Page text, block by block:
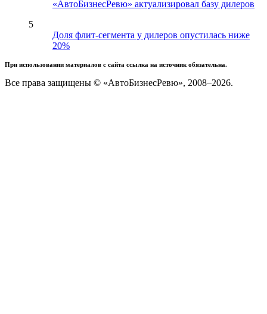
«АвтоБизнесРевю» актуализировал базу дилеров
5
Доля флит-сегмента у дилеров опустилась ниже
20%
При использовании материалов с сайта ссылка на источник обязательна.
Все права защищены © «АвтоБизнесРевю», 2008–2026.